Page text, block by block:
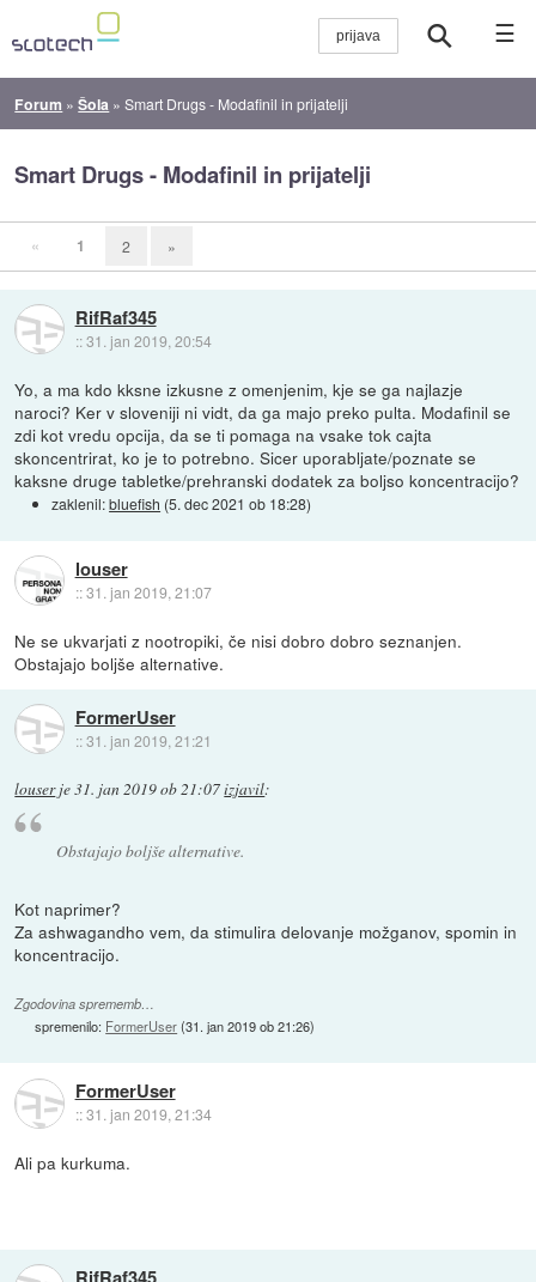
☰
Forum »Šola »Smart Drugs - Modafinil in prijatelji
Smart Drugs - Modafinil in prijatelji
« 1 2 »
RifRaf345
::31. jan 2019, 20:54
Yo, a ma kdo kksne izkusne z omenjenim, kje se ga najlazje
naroci? Ker v sloveniji ni vidt, da ga majo preko pulta. Modafinil se
zdi kot vredu opcija, da se ti pomaga na vsake tok cajta
skoncentrirat, ko je to potrebno. Sicer uporabljate/poznate se
kaksne druge tabletke/prehranski dodatek za boljso koncentracijo?
zaklenil:bluefish (5. dec 2021 ob 18:28)
louser
::31. jan 2019, 21:07
Ne se ukvarjati z nootropiki, če nisi dobro dobro seznanjen.
Obstajajo boljše alternative.
FormerUser
::31. jan 2019, 21:21
louserje31. jan 2019 ob 21:07izjavil:
Obstajajo boljše alternative.
Kot naprimer?
Za ashwagandho vem, da stimulira delovanje možganov, spomin in
koncentracijo.
Zgodovina sprememb…
spremenilo: FormerUser(31. jan 2019 ob 21:26)
FormerUser
::31. jan 2019, 21:34
Ali pa kurkuma.
RifRaf345